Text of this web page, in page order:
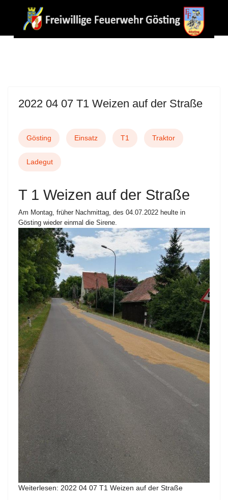
2022 04 07 T1 Weizen auf der Straße
Gösting Einsatz T1 Traktor
Ladegut
T 1 Weizen auf der Straße
Am Montag, früher Nachmittag, des 04.07.2022 heulte in
Gösting wieder einmal die Sirene.
Weiterlesen: 2022 04 07 T1 Weizen auf der Straße